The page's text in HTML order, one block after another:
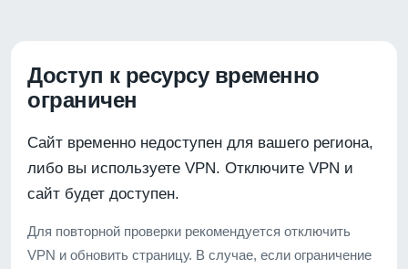
Доступ к ресурсу временно
ограничен
Сайт временно недоступен для вашего региона,
либо вы используете VPN. Отключите VPN и
сайт будет доступен.
Для повторной проверки рекомендуется отключить
VPN и обновить страницу. В случае, если ограничение